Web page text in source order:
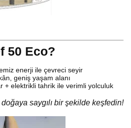
50 Eco?
enerji ile çevreci seyir
geniş yaşam alanı
+ elektrikli tahrik ile verimli yolculuk
saygılı bir şekilde keşfedin!